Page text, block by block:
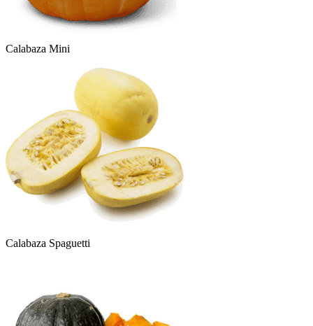
Calabaza Mini
Calabaza Spaguetti